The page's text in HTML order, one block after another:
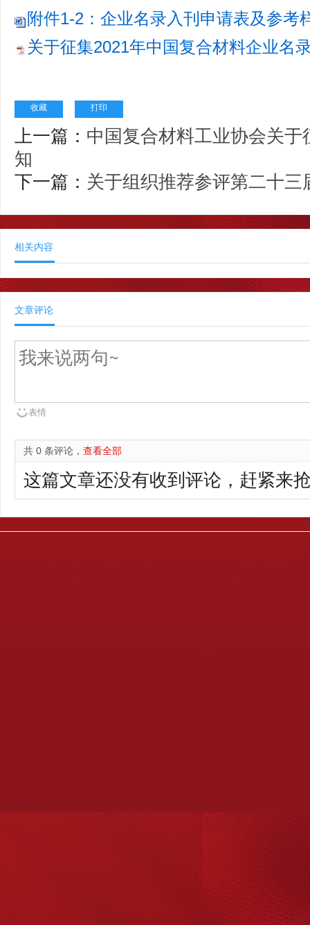
附件1-2：企业名录入刊申请表及参考
关于征集2021年中国复合材料企业名
收藏 打印
上一篇： 中国复合材料工业协会关
知
下一篇： 关于组织推荐参评第二十
相关内容
文章评论
表情
共 0 条评论， 查看全部
这篇文章还没有收到评论，赶紧来